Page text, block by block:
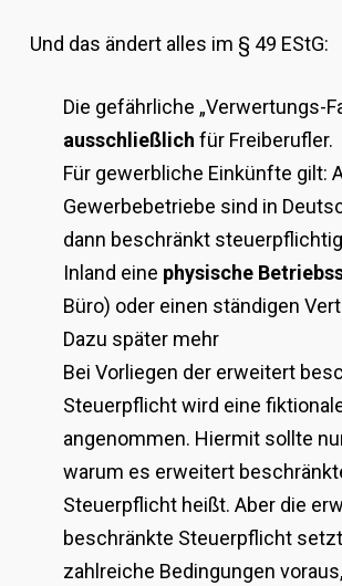
Und das ändert alles im § 49 EStG:
Die gefährliche „Verwertungs-
ausschließlich für Freiberufler.
Für gewerbliche Einkünfte gilt:
Gewerbebetriebe sind in
dann beschränkt
Inland eine physische
Büro) oder einen ständigen
Dazu später mehr
Bei Vorliegen der erweitert
Steuerpflicht wird eine
angenommen. Hiermit sollte
warum es erweitert
Steuerpflicht heißt. Aber die
beschränkte Steuerpflicht
zahlreiche Bedingungen